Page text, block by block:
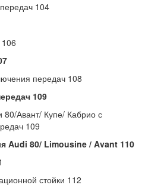
104
передач 108
109
80/Авант/ Купе/ Кабрио с
109
Audi 80/ Limousine / Avant 110
стойки 112